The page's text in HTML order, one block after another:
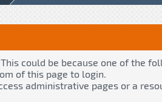
could be because one of the
of this page to login.
administrative pages or a